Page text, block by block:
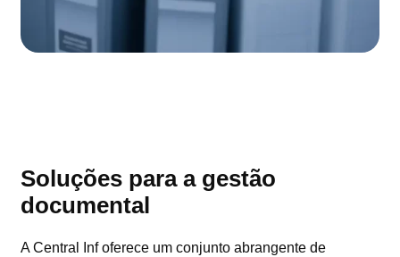
Soluções para a gestão
documental
A Central Inf oferece um conjunto abrangente de